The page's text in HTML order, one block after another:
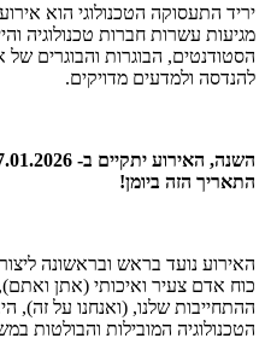
יריד התעסוקה הטכנולוגי הוא
מגיעות עשרות חברות טכנולוגיה
הסטודנטים, הבוגרות והבוגרים
להנדסה ולמדעים מדויקים.
התאריך הזה ביומן!
האירוע נועד בראש ובראשונה
כוח אדם צעיר ואיכותי (אתן
ההתחייבות שלנו, (ואנחנו על זה),
הטכנולוגיה המובילות והבולטות